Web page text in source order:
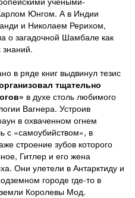
Юнгом. А в Индии
и Николаем Рерихом,
о загадочной Шамбале как
знаний.
в ряде книг выдвинул тезис
тщательно
в духе столь любимого
Вагнера. Устроив
в охваченном огнем
с «самоубийством», в
строение зубов которого
Гитлер и его жена
Они улетели в Антарктиду и
городе где-то в
Королевы Мод.